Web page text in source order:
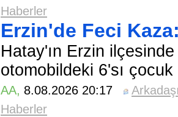
Haberler
Erzin'de Feci
Hatay'ın Erzin
otomobildeki 6'sı
AA, 8.08.2026 20:17
Haberler